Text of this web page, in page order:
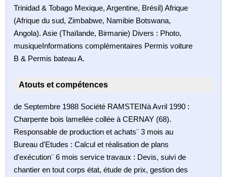
Trinidad & Tobago Mexique, Argentine, Brésil) Afrique
(Afrique du sud, Zimbabwe, Namibie Botswana,
Angola). Asie (Thaïlande, Birmanie) Divers : Photo,
musiqueInformations complémentaires Permis voiture
B & Permis bateau A.
Atouts et compétences
de Septembre 1988 Société RAMSTEINà Avril 1990 :
Charpente bois lamellée collée à CERNAY (68).
Responsable de production et achats¨ 3 mois au
Bureau d'Etudes : Calcul et réalisation de plans
d'exécution¨ 6 mois service travaux : Devis, suivi de
chantier en tout corps état, étude de prix, gestion des